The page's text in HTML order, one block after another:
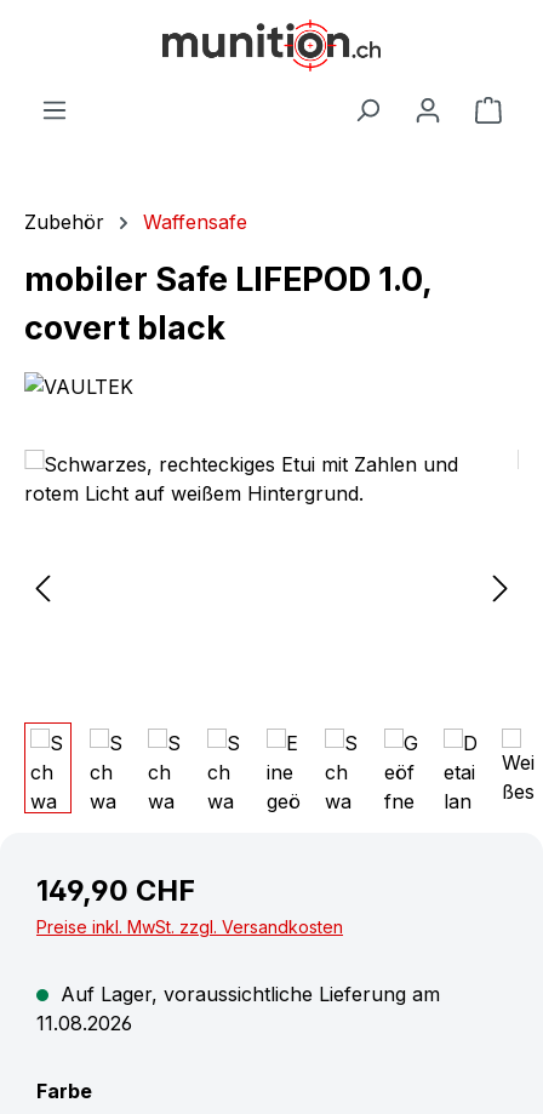
Zubehör Waffensafe
mobiler Safe LIFEPOD 1.0,
covert black
Bildergalerie überspringen
149,90 CHF
Preise inkl. MwSt. zzgl. Versandkosten
Auf Lager, voraussichtliche Lieferung am
11.08.2026
Farbeauswählen